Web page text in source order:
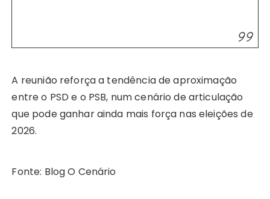
A reunião reforça a tendência de aproximação
entre o PSD e o PSB, num cenário de articulação
que pode ganhar ainda mais força nas eleições de
2026.
Fonte: Blog O Cenário